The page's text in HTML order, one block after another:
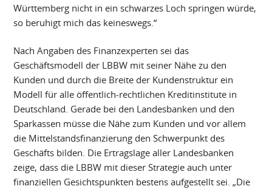
Württemberg nicht in ein schwarzes Loch springen würde,
so beruhigt mich das keineswegs.“
Nach Angaben des Finanzexperten sei das
Geschäftsmodell der LBBW mit seiner Nähe zu den
Kunden und durch die Breite der Kundenstruktur ein
Modell für alle öffentlich-rechtlichen Kreditinstitute in
Deutschland. Gerade bei den Landesbanken und den
Sparkassen müsse die Nähe zum Kunden und vor allem
die Mittelstandsfinanzierung den Schwerpunkt des
Geschäfts bilden. Die Ertragslage aller Landesbanken
zeige, dass die LBBW mit dieser Strategie auch unter
finanziellen Gesichtspunkten bestens aufgestellt sei. „Die